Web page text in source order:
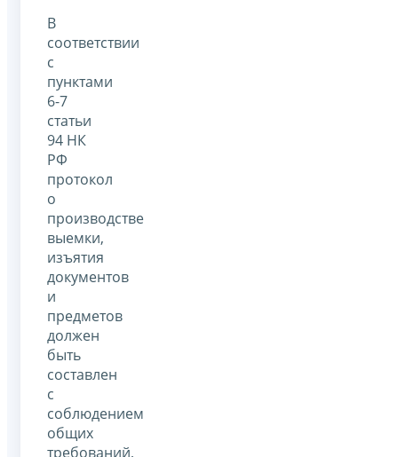
В
соответствии
с
пунктами
6-7
статьи
94 НК
РФ
протокол
о
производстве
выемки,
изъятия
документов
и
предметов
должен
быть
составлен
с
соблюдением
общих
требований,